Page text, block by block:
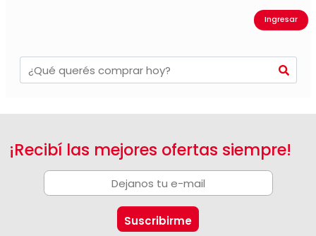
Ingresar
¡Recibí las mejores ofertas siempre!